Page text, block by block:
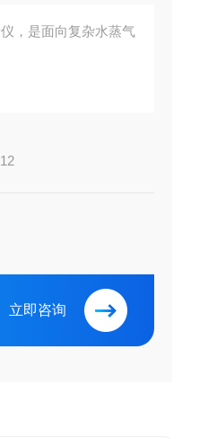
，是面向复杂水蒸气
立即咨询